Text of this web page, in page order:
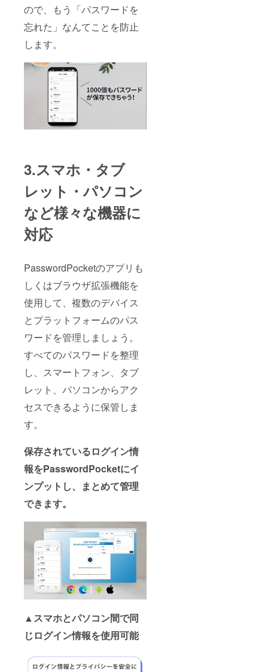
ので、もう「パスワードを
忘れた」なんてことを防止
します。
3.スマホ・タブ
レット・パソコン
など様々な機器に
対応
PasswordPocketのアプリも
しくはブラウザ拡張機能を
使用して、複数のデバイス
とプラットフォームのパス
ワードを管理しましょう。
すべてのパスワードを整理
し、スマートフォン、タブ
レット、パソコンからアク
セスできるように保管しま
す。
保存されているログイン情
報をPasswordPocketにイ
ンプットし、まとめて管理
できます。
▲スマホとパソコン間で同
じログイン情報を使用可能